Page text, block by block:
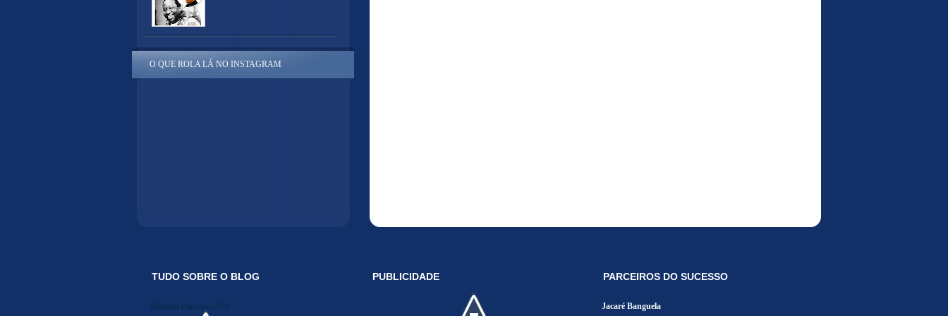
O QUE ROLA LÁ NO INSTAGRAM
TUDO SOBRE O BLOG
Midiakit Danosse 2014
PUBLICIDADE PARCEIROS DO SUCESSO
Jacaré Banguela